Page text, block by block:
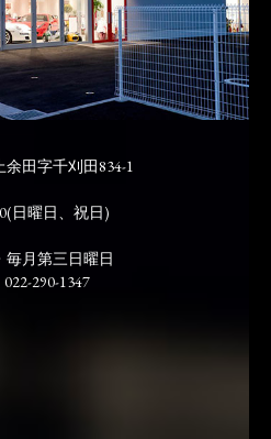
余田字千刈田834-1
日曜日、祝日)
月第三日曜日
290-1347